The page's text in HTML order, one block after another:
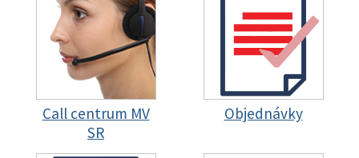
Call centrum MV
SR
Objednávky